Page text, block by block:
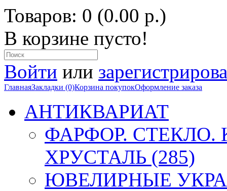
Товаров: 0 (0.00 р.)
В корзине пусто!
Войти или
ГлавнаяЗакладки (0)Корзина покупокОформление заказа
АНТИКВАРИАТ
ФАРФОР.
ХРУСТАЛЬ (285)
ЮВЕЛИРНЫЕ